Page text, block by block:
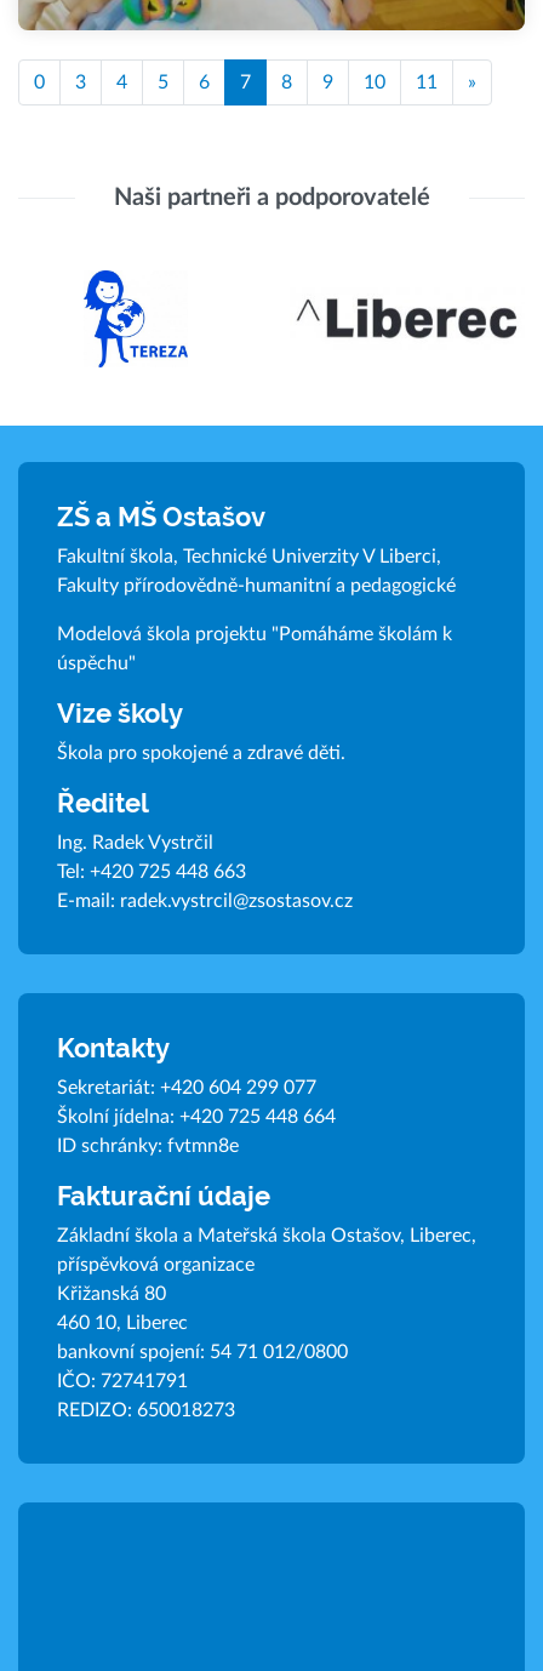
0 3 4 5 6 7 8 9 10 11 »
Naši partneři a podporovatelé
ZŠ a MŠ Ostašov
Fakultní škola, Technické Univerzity V Liberci,
Fakulty přírodovědně-humanitní a pedagogické
Modelová škola projektu "Pomáháme školám k
úspěchu"
Vize školy
Škola pro spokojené a zdravé děti.
Ředitel
Ing. Radek Vystrčil
Tel: +420 725 448 663
E-mail: radek.vystrcil@zsostasov.cz
Kontakty
Sekretariát: +420 604 299 077
Školní jídelna: +420 725 448 664
ID schránky: fvtmn8e
Fakturační údaje
Základní škola a Mateřská škola Ostašov, Liberec,
příspěvková organizace
Křižanská 80
460 10, Liberec
bankovní spojení: 54 71 012/0800
IČO: 72741791
REDIZO: 650018273